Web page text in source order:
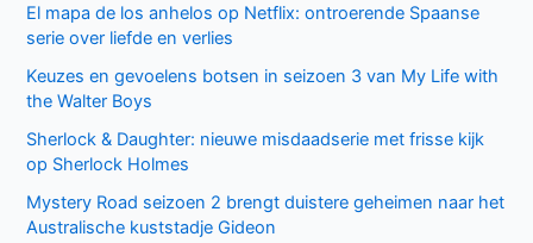
El mapa de los anhelos op Netflix: ontroerende Spaanse
serie over liefde en verlies
Keuzes en gevoelens botsen in seizoen 3 van My Life with
the Walter Boys
Sherlock & Daughter: nieuwe misdaadserie met frisse kijk
op Sherlock Holmes
Mystery Road seizoen 2 brengt duistere geheimen naar het
Australische kuststadje Gideon